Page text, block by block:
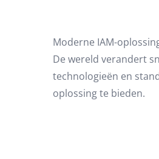
Moderne IAM-
De wereld verandert
technologieën en
oplossing te bieden.